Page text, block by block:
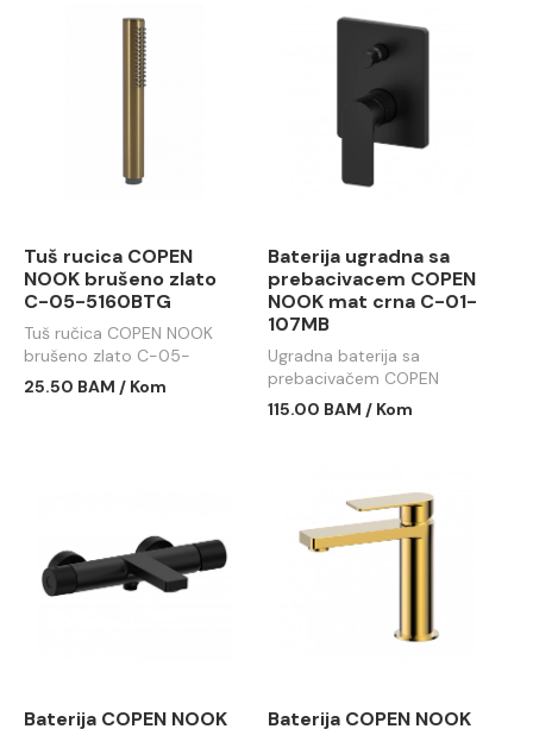
Tuš rucica COPEN
NOOK brušeno zlato
C-05-5160BTG
Tuš ručica COPEN NOOK
brušeno zlato C-05-
5160BTG
25.50 BAM / Kom
Baterija ugradna sa
prebacivacem COPEN
NOOK mat crna C-01-
107MB
Ugradna baterija sa
prebacivačem COPEN
NOOK mat crna C-01-
115.00 BAM / Kom
Baterija COPEN NOOK
Baterija COPEN NOOK